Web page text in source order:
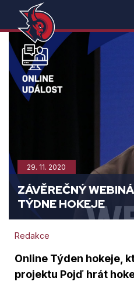
29. 11. 2020
ZÁVĚREČNÝ
TÝDNE HOKEJE
Redakce
Online Týden hokeje,
projektu Pojď hrát